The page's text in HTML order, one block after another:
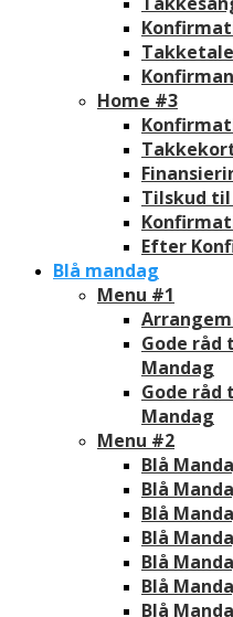
Home #3
Tilskud
Efter
Blå mandag
Menu #1
Gode råd
Mandag
Gode
Mandag
Menu #2
Blå
Blå
Blå
Blå
Blå
Blå
Blå